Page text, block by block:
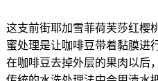
这支前街耶加雪菲荷芙莎红樱
蜜处理是让咖啡豆带着黏膜进
在咖啡豆去掉外层的果肉以后